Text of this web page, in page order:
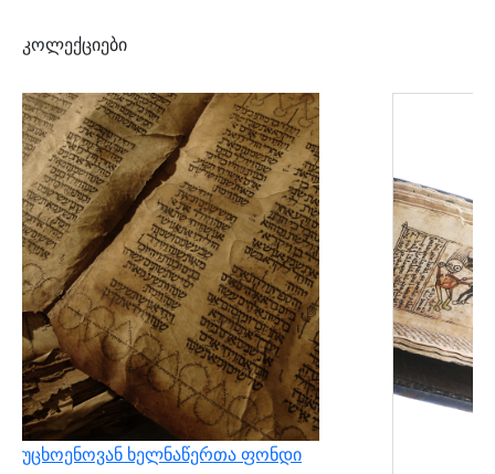
კოლექციები
უცხოენოვან ხელნაწერთა ფონდი